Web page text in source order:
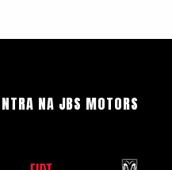
NA JBS MOTORS